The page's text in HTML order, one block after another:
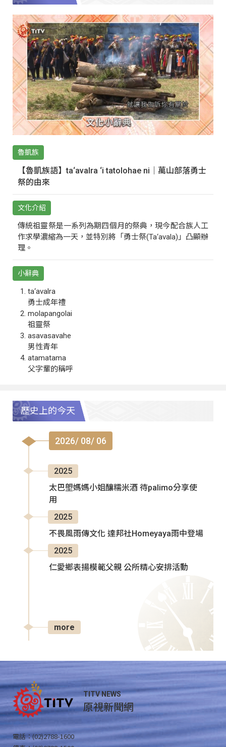
魯凱族
【魯凱族語】ta‘avalra ‘i tatolohae ni｜萬山部落勇士
祭的由來
文化介紹
傳統祖靈祭是一系列為期四個月的祭典，現今配合族人工
作求學濃縮為一天，並特別將「勇士祭(Ta‘avala)」凸顯辦
理。
小辭典
ta‘avalra
勇士成年禮
molapangolai
祖靈祭
asavasavahe
男性青年
atamatama
父字輩的稱呼
歷史上的今天
2026/ 08/ 06
2025
太巴塱媽媽小姐釀糯米酒 待palimo分享使
用
2025
不畏風雨傳文化 達邦社Homeyaya雨中登場
2025
仁愛鄉表揚模範父親 公所精心安排活動
more
TITV NEWS
原視新聞網
電話：(02)2788-1600